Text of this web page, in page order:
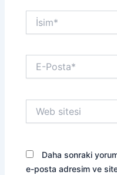
İsim*
Posta*
sitesi
Daha sonraki
e-posta adresim ve